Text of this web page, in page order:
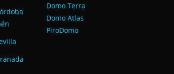
Domo Terra
Domo Atlas
PiroDomo